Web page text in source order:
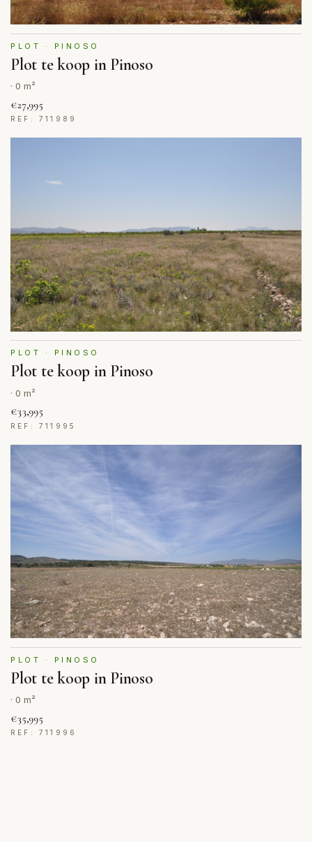
PLOT · PINOSO
Plot te koop in Pinoso
· 0 m²
€27,995
REF: 711989
PLOT · PINOSO
Plot te koop in Pinoso
· 0 m²
€33,995
REF: 711995
PLOT · PINOSO
Plot te koop in Pinoso
· 0 m²
€35,995
REF: 711996